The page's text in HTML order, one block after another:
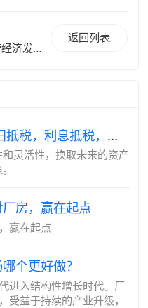
国民营经济促进法》
返回列表
企业购买厂房的优点： 折旧抵税，利息抵税，对抗通胀，信用提升
灵活性，换取未来的资产
房，赢在起点
赢在起点
个更好做？
进入结构性增长时代。厂
受益于持续的产业升级，